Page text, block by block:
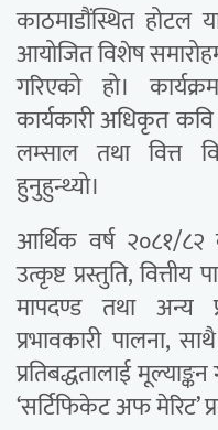
काठमाडौंस्थित
आयोजित विशेष
गरिएको हो।
कार्यकारी अधिकृत
लम्साल तथा वित्त
हुनुहुन्थ्यो।
आर्थिक वर्ष २०८१/८२
उत्कृष्ट प्रस्तुति, वित्तीय
मापदण्ड तथा अन्य
प्रभावकारी पालना,
प्रतिबद्धतालाई
‘सर्टिफिकेट अफ मेरिट’